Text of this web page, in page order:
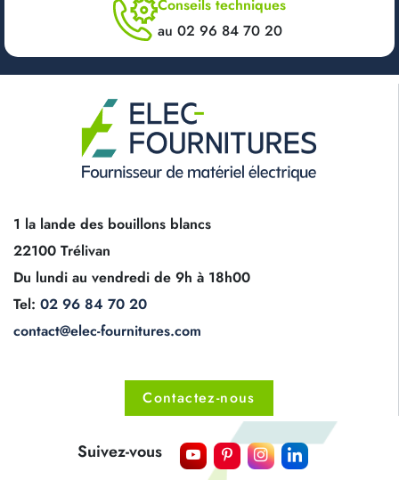
Conseils techniques
au 02 96 84 70 20
1 la lande des bouillons blancs
22100 Trélivan
Du lundi au vendredi de 9h à 18h00
Tel: 02 96 84 70 20
contact@elec-fournitures.com
Contactez-nous
Suivez-vous